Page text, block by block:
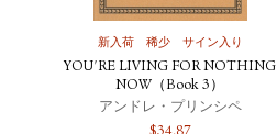
新入荷 稀少 サイン入り
YOU'RE LIVING FOR NOTHING
NOW（Book 3）
アンドレ・プリンシペ